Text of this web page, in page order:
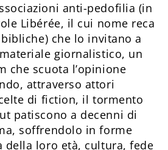
anti-pedofilia (in
Libérée, il cui nome reca
che lo invitano a
giornalistico, un
che scuota l’opinione
attraverso attori
di fiction, il tormento
patiscono a decenni di
soffrendolo in forme
della loro età, cultura, fede